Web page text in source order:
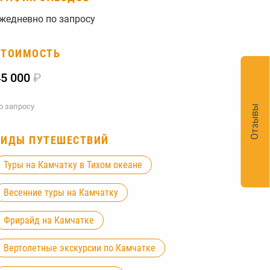
по запросу
000 ₽
запросу
ПУТЕШЕСТВИЙ
Туры на Камчатку в Тихом океане
Весенние туры на Камчатку
Фрирайд на Камчатке
Вертолетные экскурсии по Камчатке
Отзывы